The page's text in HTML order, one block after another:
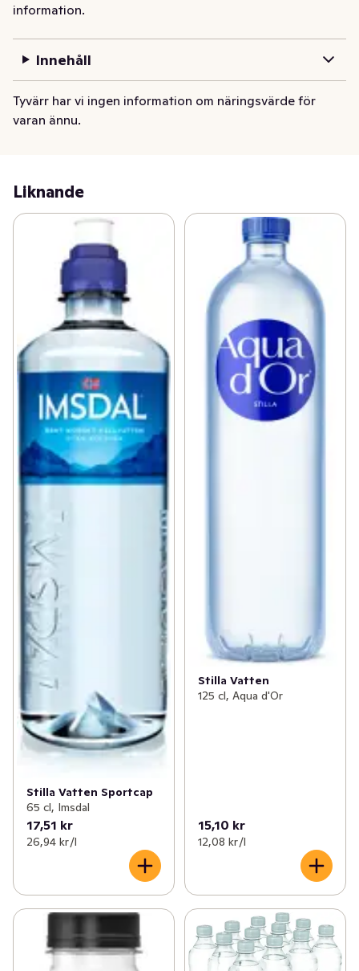
information.
Innehåll
Tyvärr har vi ingen information om näringsvärde för
varan ännu.
Liknande
Stilla Vatten Sportcap
65 cl, Imsdal
17,51 kr
26,94 kr /l
Stilla Vatten
125 cl, Aqua d'Or
15,10 kr
12,08 kr /l